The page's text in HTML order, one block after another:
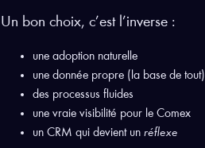
Un bon choix, c’est l’inverse :
une adoption naturelle
une donnée propre (la base de tout)
des processus fluides
une vraie visibilité pour le Comex
un CRM qui devient un réflexe